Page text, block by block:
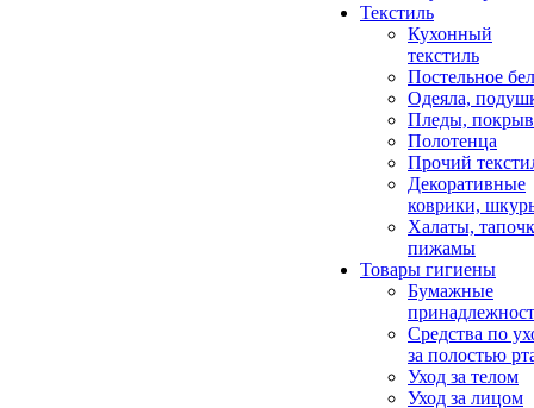
Текстиль
Кухонный
текстиль
Постельное
Одеяла,
Пледы,
Полотенца
Прочий
Декоративные
коврики,
Халаты,
пижамы
Товары гигиены
Бумажные
Средства по
за полостью
Уход за телом
Уход за лицом